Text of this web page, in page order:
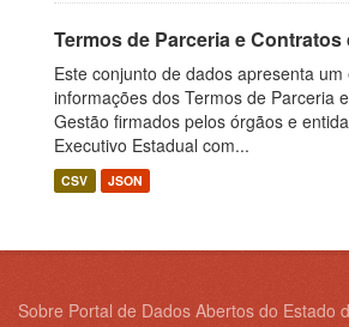
Termos de Parceria e Contratos
Este conjunto de dados apresenta
informações dos Termos de Parceria
Gestão firmados pelos órgãos e
Executivo Estadual com...
CSV JSON
Sobre Portal de Dados Abertos do Estado